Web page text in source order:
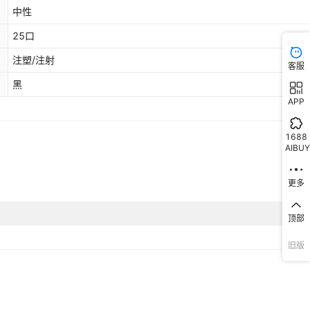
中性
25口
注塑/注射
黑
客服
APP
1688
AIBUY
更多
顶部
旧版